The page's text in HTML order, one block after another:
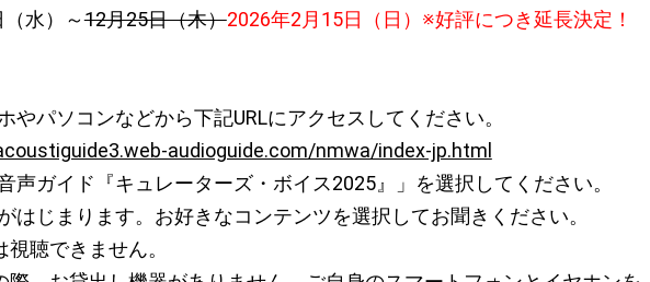
（水）～12月25日（木）2026年2月15日（日）※好評につき延長決定！
パソコンなどから下記URLにアクセスしてください。
audioguide.com/nmwa/index-jp.html
ガイド『キュレーターズ・ボイス2025』」を選択してください。
じまります。お好きなコンテンツを選択してお聞きください。
聴できません。